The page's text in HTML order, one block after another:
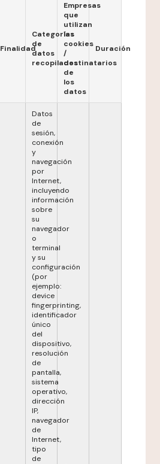
Finalidad
Categorías
de
datos
recopilados
Empresas
que
utilizan
las
cookies
/
destinatarios
de
los
datos
Duración
Datos
de
sesión,
conexión
y
navegación
por
Internet,
incluyendo
información
sobre
su
navegador
o
terminal
y su
configuración
(por
ejemplo:
device
fingerprinting,
identificador
único
del
dispositivo,
resolución
de
pantalla,
sistema
operativo,
dirección
IP,
navegador
de
Internet,
tipo
de